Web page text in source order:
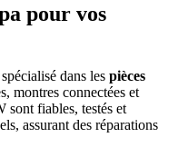
pour vos
dans les pièces
montres connectées et
fiables, testés et
assurant des réparations